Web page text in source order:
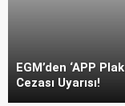
EGM’den ‘APP
Cezası Uyarısı!